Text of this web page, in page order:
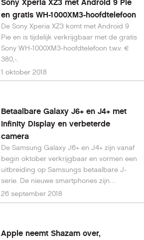
Sony Xperia XZ3 met Android 9 Pie
en gratis WH-1000XM3-hoofdtelefoon
De Sony Xperia XZ3 komt met Android 9
Pie en is tijdelijk verkrijgbaar met de gratis
Sony WH-1000XM3-hoofdtelefoon t.w.v. €
380,-.
1 oktober 2018
Betaalbare Galaxy J6+ en J4+ met
Infinity Display en verbeterde
camera
De Samsung Galaxy J6+ en J4+ zijn vanaf
begin oktober verkrijgbaar en vormen een
uitbreiding op Samsungs betaalbare J-
serie. De nieuwe smartphones zijn
uitgerust met een stijlvol design en display,
prima camera en lange batterijduur.
26 september 2018
Apple neemt Shazam over,